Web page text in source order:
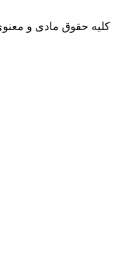
کلیه حقوق مادی و